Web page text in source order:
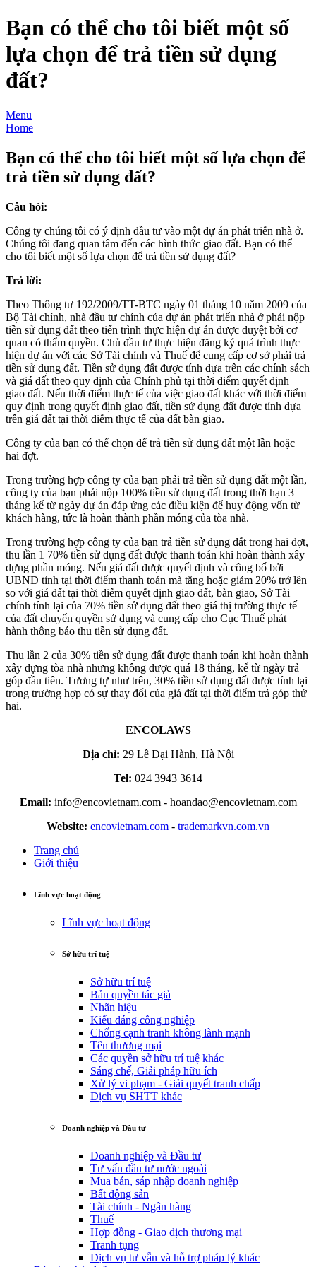
Bạn có thể cho tôi biết một số
lựa chọn để trả tiền sử dụng
đất?
Menu
Home
Bạn có thể cho tôi biết một số lựa chọn để
trả tiền sử dụng đất?
Câu hỏi:
Công ty chúng tôi có ý định đầu tư vào một dự án phát triển nhà ở.
Chúng tôi đang quan tâm đến các hình thức giao đất. Bạn có thể
cho tôi biết một số lựa chọn để trả tiền sử dụng đất?
Trả lời:
Theo Thông tư 192/2009/TT-BTC ngày 01 tháng 10 năm 2009 của
Bộ Tài chính, nhà đầu tư chính của dự án phát triển nhà ở phải nộp
tiền sử dụng đất theo tiến trình thực hiện dự án được duyệt bởi cơ
quan có thẩm quyền. Chủ đầu tư thực hiện đăng ký quá trình thực
hiện dự án với các Sở Tài chính và Thuế để cung cấp cơ sở phải trả
tiền sử dụng đất. Tiền sử dụng đất được tính dựa trên các chính sách
và giá đất theo quy định của Chính phủ tại thời điểm quyết định
giao đất. Nếu thời điểm thực tế của việc giao đất khác với thời điểm
quy định trong quyết định giao đất, tiền sử dụng đất được tính dựa
trên giá đất tại thời điểm thực tế của đất bàn giao.
Công ty của bạn có thể chọn để trả tiền sử dụng đất một lần hoặc
hai đợt.
Trong trường hợp công ty của bạn phải trả tiền sử dụng đất một lần,
công ty của bạn phải nộp 100% tiền sử dụng đất trong thời hạn 3
tháng kể từ ngày dự án đáp ứng các điều kiện để huy động vốn từ
khách hàng, tức là hoàn thành phần móng của tòa nhà.
Trong trường hợp công ty của bạn trả tiền sử dụng đất trong hai đợt,
thu lần 1 70% tiền sử dụng đất được thanh toán khi hoàn thành xây
dựng phần móng. Nếu giá đất được quyết định và công bố bởi
UBND tỉnh tại thời điểm thanh toán mà tăng hoặc giảm 20% trở lên
so với giá đất tại thời điểm quyết định giao đất, bàn giao, Sở Tài
chính tính lại của 70% tiền sử dụng đất theo giá thị trường thực tế
của đất chuyển quyền sử dụng và cung cấp cho Cục Thuế phát
hành thông báo thu tiền sử dụng đất.
Thu lần 2 của 30% tiền sử dụng đất được thanh toán khi hoàn thành
xây dựng tòa nhà nhưng không được quá 18 tháng, kể từ ngày trả
góp đầu tiên. Tương tự như trên, 30% tiền sử dụng đất được tính lại
trong trường hợp có sự thay đổi của giá đất tại thời điểm trả góp thứ
hai.
ENCOLAWS
Địa chỉ: 29 Lê Đại Hành, Hà Nội
Tel: 024 3943 3614
Email: info@encovietnam.com- hoandao@encovietnam.com
Website: encovietnam.com - trademarkvn.com.vn
Trang chủ
Giới thiệu
Lĩnh vực hoạt động
Lĩnh vực hoạt động
Sở hữu trí tuệ
Sở hữu trí tuệ
Bản quyền tác giả
Nhãn hiệu
Kiểu dáng công nghiệp
Chống cạnh tranh không lành mạnh
Tên thương mại
Các quyền sở hữu trí tuệ khác
Sáng chế, Giải pháp hữu ích
Xử lý vi phạm - Giải quyết tranh chấp
Dịch vụ SHTT khác
Doanh nghiệp và Đầu tư
Doanh nghiệp và Đầu tư
Tư vấn đầu tư nước ngoài
Mua bán, sáp nhập doanh nghiệp
Bất động sản
Tài chính - Ngân hàng
Thuế
Hợp đồng - Giao dịch thương mại
Tranh tụng
Dịch vụ tư vẫn và hỗ trợ pháp lý khác